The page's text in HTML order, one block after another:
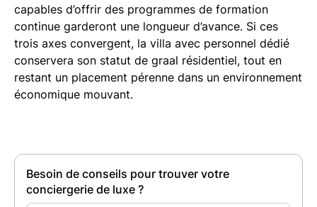
capables d’offrir des programmes de formation
continue garderont une longueur d’avance. Si ces
trois axes convergent, la villa avec personnel dédié
conservera son statut de graal résidentiel, tout en
restant un placement pérenne dans un environnement
économique mouvant.
Besoin de conseils pour trouver votre
conciergerie de luxe ?